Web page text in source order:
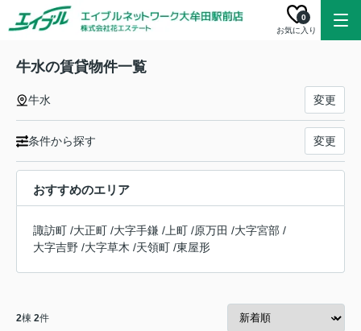
お気に入り
0
牛水の賃貸物件一覧
牛水 変更
条件から探す 変更
おすすめのエリア
諏訪町 /大正町 /大字手鎌 / 上町 /原万田 /大字宮部 /
大字吉野 /大字草木 /天領町 /東屋形
2棟 2件